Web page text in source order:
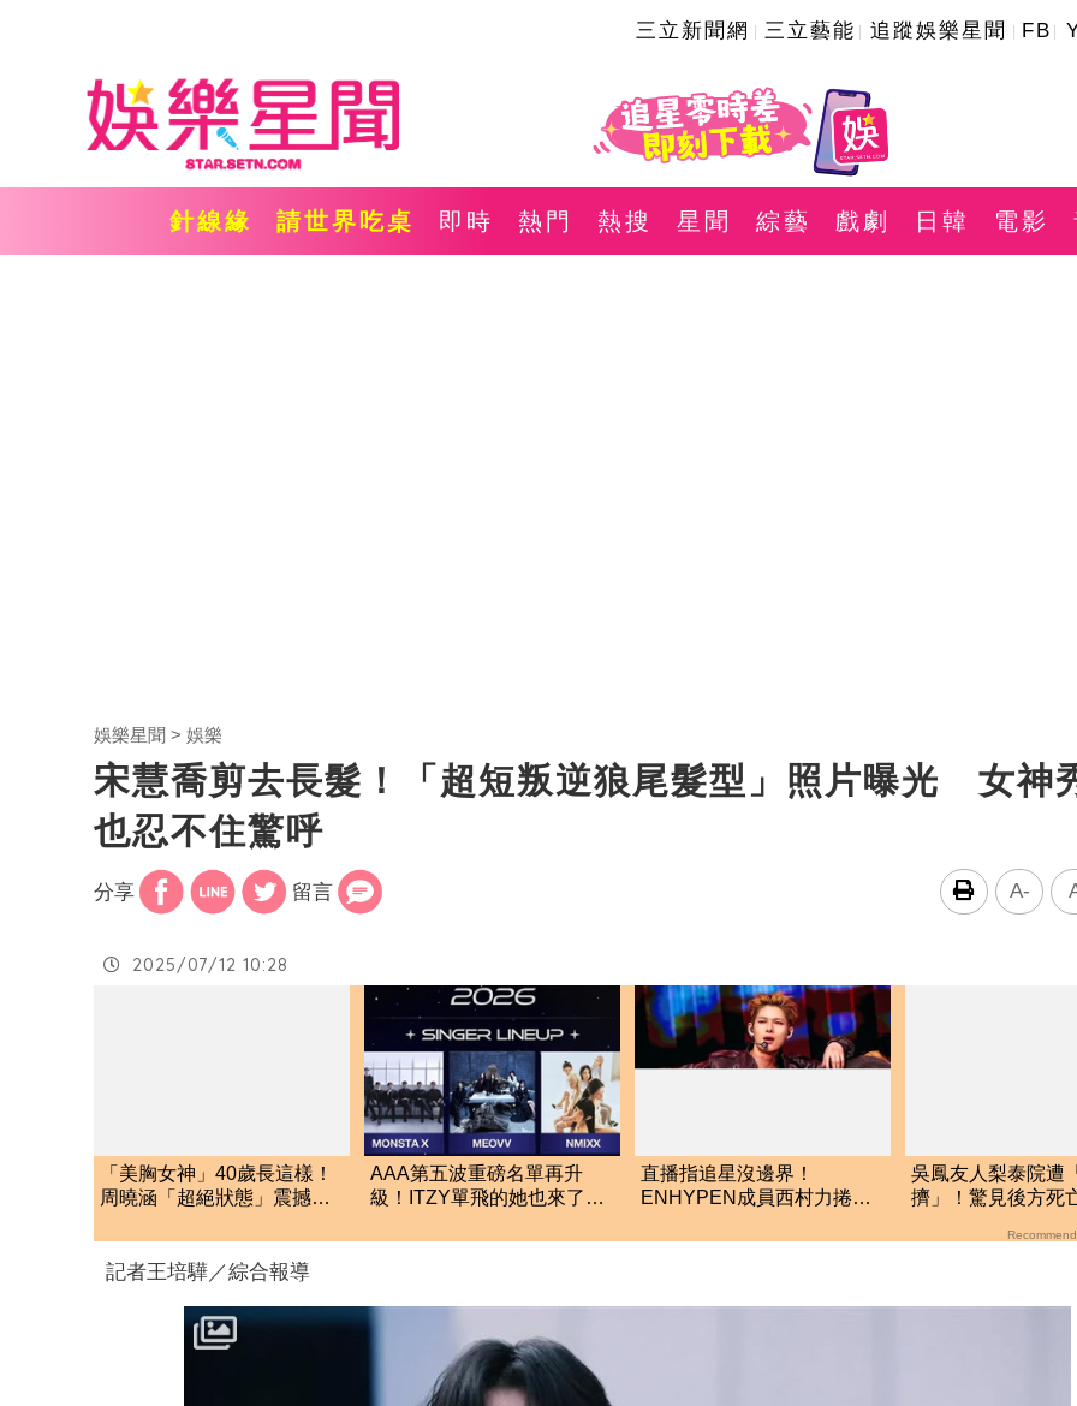
三立新聞網 三立藝能 追蹤娛樂星聞 FB
針線緣 請世界吃桌 即時 熱門 熱搜 星聞 綜藝 戲劇 日韓 電影
娛樂星聞 娛樂
宋慧喬剪去長髮！「超短叛逆狼尾髮型」照片曝光 女神
也忍不住驚呼
分享 留言 A-
2025/07/12 10:28
「美胸女神」40歲長這樣！
周曉涵「超絕狀態」震撼全
AAA第五波重磅名單再升
級！ITZY單飛的她也來了
直播指追星沒邊界！
ENHYPEN成員西村力捲輕
絲
吳鳳友人梨泰院遭
擠」！驚見後方
記者王培驊／綜合報導